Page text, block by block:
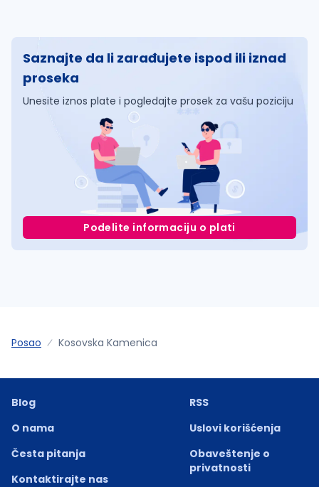
Saznajte da li zarađujete ispod ili iznad
proseka
Unesite iznos plate i pogledajte prosek za vašu poziciju
Podelite informaciju o plati
Posao Kosovska Kamenica
Blog
O nama
Česta pitanja
Kontaktirajte nas
RSS
Uslovi korišćenja
Obaveštenje o
privatnosti